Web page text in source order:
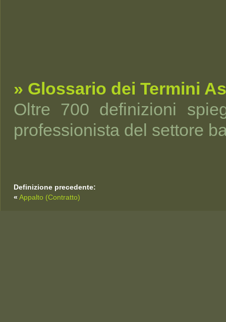
» Glossario dei Termini
Oltre 700 definizioni
professionista del settore
Definizione precedente:
« Appalto (Contratto)